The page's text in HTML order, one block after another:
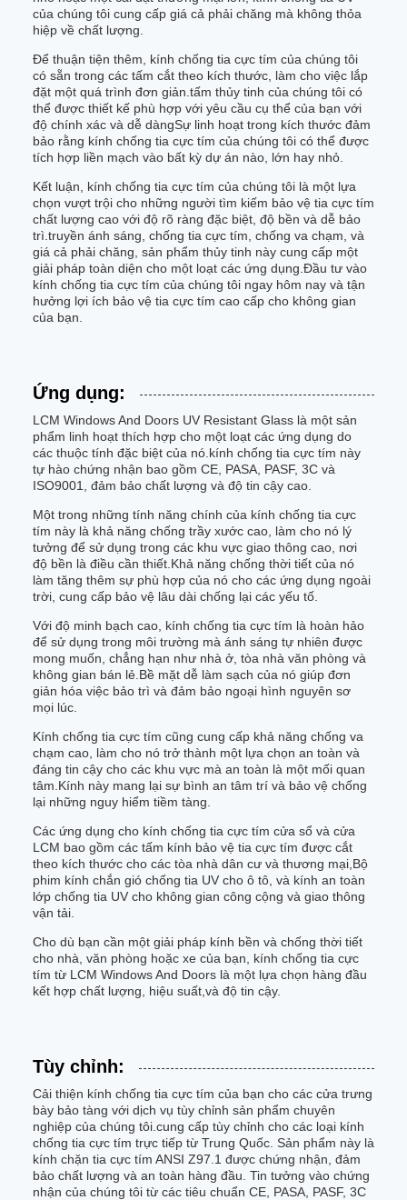
của chúng tôi cung cấp giá cả phải chăng mà không thỏa
hiệp về chất lượng.
Để thuận tiện thêm, kính chống tia cực tím của chúng tôi
có sẵn trong các tấm cắt theo kích thước, làm cho việc lắp
đặt một quá trình đơn giản.tấm thủy tinh của chúng tôi có
thể được thiết kế phù hợp với yêu cầu cụ thể của bạn với
độ chính xác và dễ dàngSự linh hoạt trong kích thước đảm
bảo rằng kính chống tia cực tím của chúng tôi có thể được
tích hợp liền mạch vào bất kỳ dự án nào, lớn hay nhỏ.
Kết luận, kính chống tia cực tím của chúng tôi là một lựa
chọn vượt trội cho những người tìm kiếm bảo vệ tia cực tím
chất lượng cao với độ rõ ràng đặc biệt, độ bền và dễ bảo
trì.truyền ánh sáng, chống tia cực tím, chống va chạm, và
giá cả phải chăng, sản phẩm thủy tinh này cung cấp một
giải pháp toàn diện cho một loạt các ứng dụng.Đầu tư vào
kính chống tia cực tím của chúng tôi ngay hôm nay và tận
hưởng lợi ích bảo vệ tia cực tím cao cấp cho không gian
của bạn.
Ứng dụng:
LCM Windows And Doors UV Resistant Glass là một sản
phẩm linh hoạt thích hợp cho một loạt các ứng dụng do
các thuộc tính đặc biệt của nó.kính chống tia cực tím này
tự hào chứng nhận bao gồm CE, PASA, PASF, 3C và
ISO9001, đảm bảo chất lượng và độ tin cậy cao.
Một trong những tính năng chính của kính chống tia cực
tím này là khả năng chống trầy xước cao, làm cho nó lý
tưởng để sử dụng trong các khu vực giao thông cao, nơi
độ bền là điều cần thiết.Khả năng chống thời tiết của nó
làm tăng thêm sự phù hợp của nó cho các ứng dụng ngoài
trời, cung cấp bảo vệ lâu dài chống lại các yếu tố.
Với độ minh bạch cao, kính chống tia cực tím là hoàn hảo
để sử dụng trong môi trường mà ánh sáng tự nhiên được
mong muốn, chẳng hạn như nhà ở, tòa nhà văn phòng và
không gian bán lẻ.Bề mặt dễ làm sạch của nó giúp đơn
giản hóa việc bảo trì và đảm bảo ngoại hình nguyên sơ
mọi lúc.
Kính chống tia cực tím cũng cung cấp khả năng chống va
chạm cao, làm cho nó trở thành một lựa chọn an toàn và
đáng tin cậy cho các khu vực mà an toàn là một mối quan
tâm.Kính này mang lại sự bình an tâm trí và bảo vệ chống
lại những nguy hiểm tiềm tàng.
Các ứng dụng cho kính chống tia cực tím cửa sổ và cửa
LCM bao gồm các tấm kính bảo vệ tia cực tím được cắt
theo kích thước cho các tòa nhà dân cư và thương mại,Bộ
phim kính chắn gió chống tia UV cho ô tô, và kính an toàn
lớp chống tia UV cho không gian công cộng và giao thông
vận tải.
Cho dù bạn cần một giải pháp kính bền và chống thời tiết
cho nhà, văn phòng hoặc xe của bạn, kính chống tia cực
tím từ LCM Windows And Doors là một lựa chọn hàng đầu
kết hợp chất lượng, hiệu suất,và độ tin cậy.
Tùy chỉnh:
Cải thiện kính chống tia cực tím của bạn cho các cửa trưng
bày bảo tàng với dịch vụ tùy chỉnh sản phẩm chuyên
nghiệp của chúng tôi.cung cấp tùy chỉnh cho các loại kính
chống tia cực tím trực tiếp từ Trung Quốc. Sản phẩm này là
kính chặn tia cực tím ANSI Z97.1 được chứng nhận, đảm
bảo chất lượng và an toàn hàng đầu. Tin tưởng vào chứng
nhận của chúng tôi từ các tiêu chuẩn CE, PASA, PASF, 3C